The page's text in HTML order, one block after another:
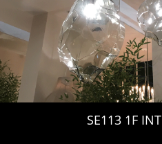
SE113 1F INT